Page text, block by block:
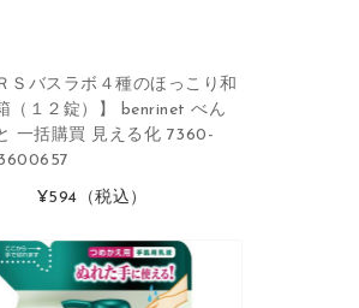
Ｓバスラボ４種のほっこり和
（１２錠）】 benrinet べん
一括購買 見える化 7360-
¥594 （税込）